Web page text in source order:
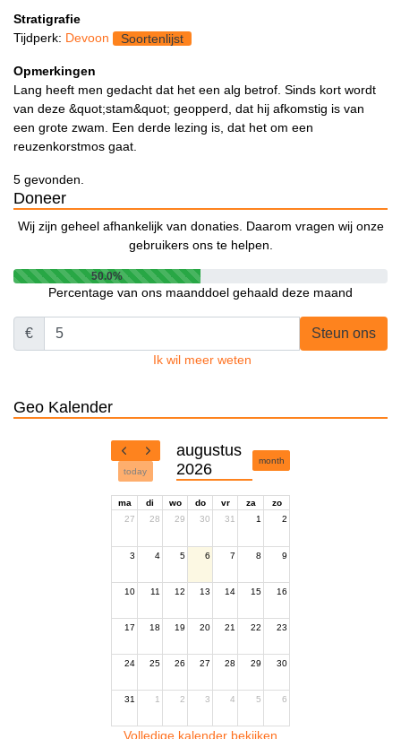
Stratigrafie
Tijdperk: Devoon Soortenlijst
Opmerkingen
Lang heeft men gedacht dat het een alg betrof. Sinds kort wordt
van deze &quot;stam&quot; geopperd, dat hij afkomstig is van
een grote zwam. Een derde lezing is, dat het om een
reuzenkorstmos gaat.
5 gevonden.
Doneer
Wij zijn geheel afhankelijk van donaties. Daarom vragen wij onze
gebruikers ons te helpen.
50.0%
Percentage van ons maanddoel gehaald deze maand
€ Steun ons
Ik wil meer weten
Geo Kalender
today
augustus
2026
month
ma di wo do vr za
zo
27
28 29 30 31 1 2
3 4 5 6 7 8 9
10 11 12 13 14 15 16
17 18 19 20 21 22 23
24 25 26 27 28 29 30
31 1 2 3 4 5 6
Volledige kalender bekijken